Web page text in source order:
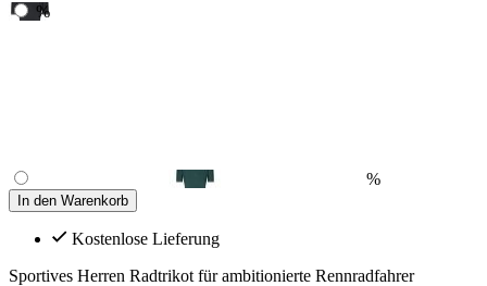
%
%
In den Warenkorb
Kostenlose Lieferung
Sportives Herren Radtrikot für ambitionierte Rennradfahrer